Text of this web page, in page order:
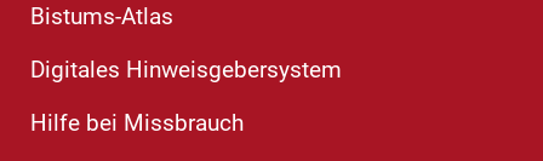
Bistums-Atlas
Digitales Hinweisgebersystem
Hilfe bei Missbrauch